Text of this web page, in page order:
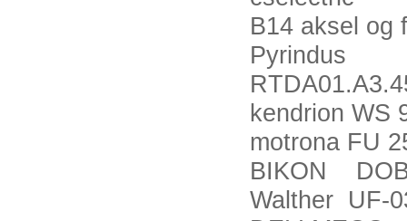
B14 aksel og
Pyrindus
kendrion WS
motrona FU
BIKON
Walther UF-